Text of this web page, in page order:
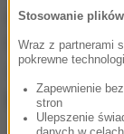
poinformowali
który zostanie
dochodzenie
przy Nord
Stosowanie
Wraz z partnerami
pokrewne
Zapewnienie
stron
Ulepszenie